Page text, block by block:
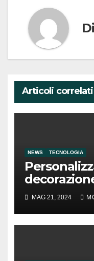
Di
Articoli correlati
NEWS TECNOLOGIA
applicazioni
MAG 21, 2024